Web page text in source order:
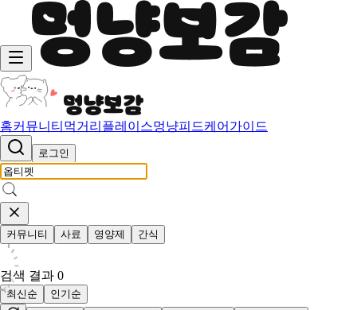
홈커뮤니티 먹거리 플레이스멍냥피드케어가이드
로그인
커뮤니티 사료 영양제 간식
검색 결과 0
최신순
인기순